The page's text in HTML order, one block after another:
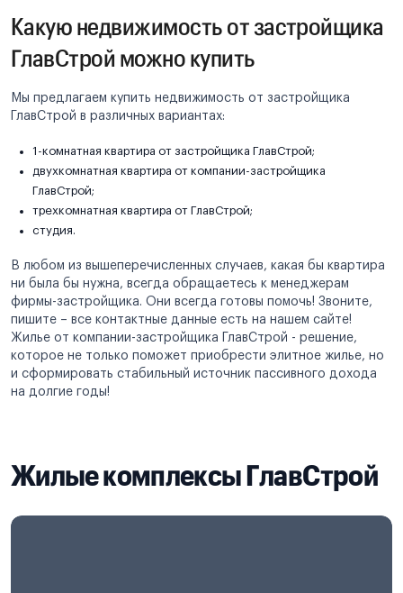
Какую недвижимость от застройщика
ГлавСтрой можно купить
Мы предлагаем купить недвижимость от застройщика
ГлавСтрой в различных вариантах:
1-комнатная квартира от застройщика ГлавСтрой;
двухкомнатная квартира от компании-застройщика
ГлавСтрой;
трехкомнатная квартира от ГлавСтрой;
студия.
В любом из вышеперечисленных случаев, какая бы квартира
ни была бы нужна, всегда обращаетесь к менеджерам
фирмы-застройщика. Они всегда готовы помочь! Звоните,
пишите – все контактные данные есть на нашем сайте!
Жилье от компании-застройщика ГлавСтрой - решение,
которое не только поможет приобрести элитное жилье, но
и сформировать стабильный источник пассивного дохода
на долгие годы!
Жилые комплексы ГлавСтрой